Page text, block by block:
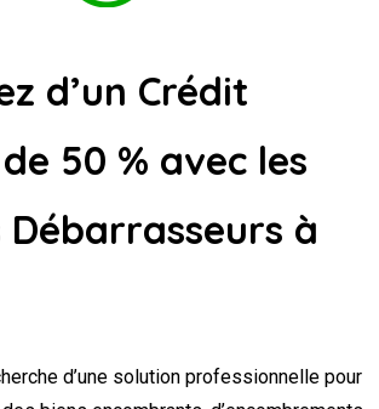
d’un Crédit
50 % avec les
à
d’une solution professionnelle pour